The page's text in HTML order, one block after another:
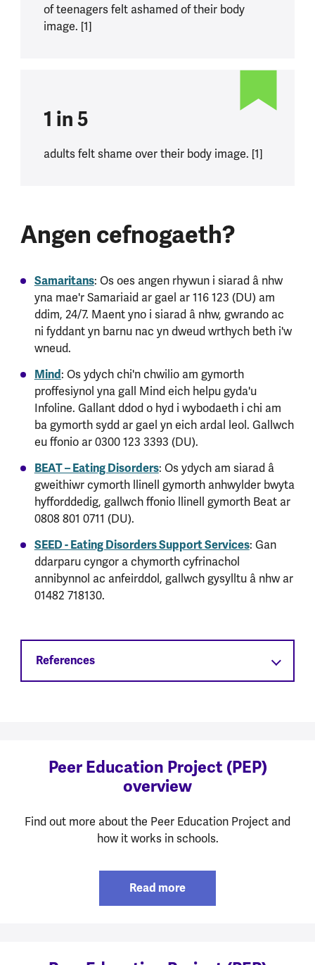
of teenagers felt ashamed of their body
image. [1]
1 in 5
adults felt shame over their body image. [1]
Angen cefnogaeth?
Samaritans: Os oes angen rhywun i siarad â nhw
yna mae'r Samariaid ar gael ar 116 123 (DU) am
ddim, 24/7. Maent yno i siarad â nhw, gwrando ac
ni fyddant yn barnu nac yn dweud wrthych beth i'w
wneud.
Mind: Os ydych chi'n chwilio am gymorth
proffesiynol yna gall Mind eich helpu gyda'u
Infoline. Gallant ddod o hyd i wybodaeth i chi am
ba gymorth sydd ar gael yn eich ardal leol. Gallwch
eu ffonio ar 0300 123 3393 (DU).
BEAT – Eating Disorders: Os ydych am siarad â
gweithiwr cymorth llinell gymorth anhwylder bwyta
hyfforddedig, gallwch ffonio llinell gymorth Beat ar
0808 801 0711 (DU).
SEED - Eating Disorders Support Services: Gan
ddarparu cyngor a chymorth cyfrinachol
annibynnol ac anfeirddol, gallwch gysylltu â nhw ar
01482 718130.
References
Peer Education Project (PEP)
overview
Find out more about the Peer Education Project and
how it works in schools.
Read more